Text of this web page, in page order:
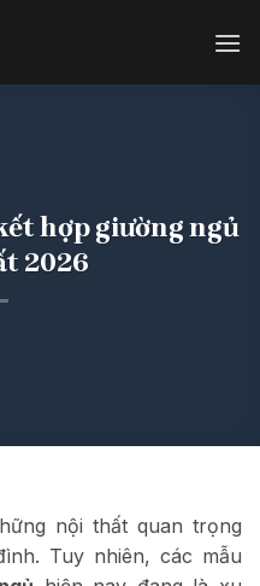
hợp giường ngủ
2026
nội thất quan trọng
Tuy nhiên, các mẫu